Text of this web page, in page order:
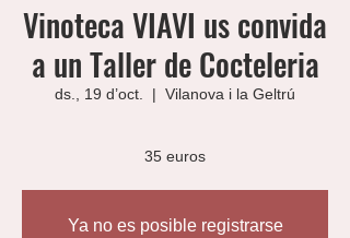
Vinoteca VIAVI us convida
a un Taller de Cocteleria
ds., 19 d’oct.
  |
Vilanova i la Geltrú
35 euros
Ya no es posible registrarse